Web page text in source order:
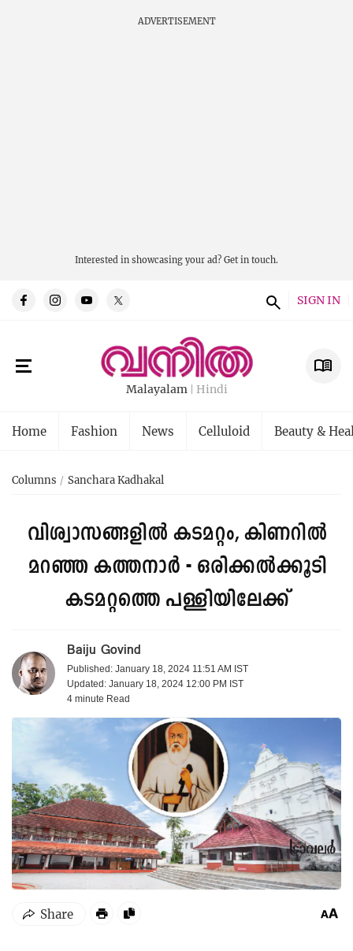
ADVERTISEMENT
Interested in showcasing your ad? Get in touch.
SIGN IN
Malayalam Hindi
Home Fashion News Celluloid Beauty &
Columns Sanchara Kadhakal
വിശ്വാസങ്ങളിൽ കടമറ്റം, കിണറിൽ
മറഞ്ഞ കത്തനാർ - ഒരിക്കൽക്കൂടി
കടമറ്റത്തെ പള്ളിയിലേക്ക്
Baiju Govind
Published: January 18, 2024 11:51 AM IST
Updated: January 18, 2024 12:00 PM IST
4 minute Read